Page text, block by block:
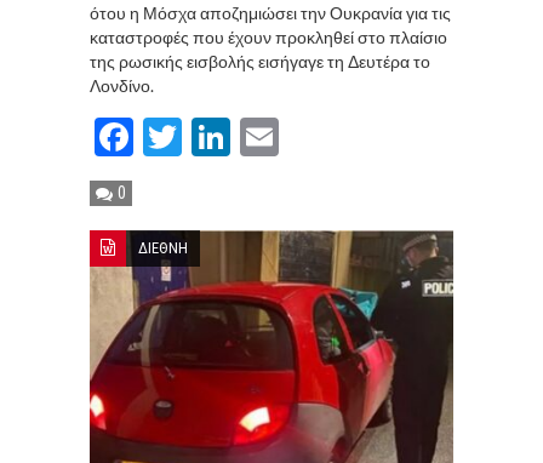
ότου η Μόσχα αποζημιώσει την Ουκρανία για τις
καταστροφές που έχουν προκληθεί στο πλαίσιο
της ρωσικής εισβολής εισήγαγε τη Δευτέρα το
Λονδίνο.
Facebook
TwitterLinkedIn
0
ΔΙΕΘΝΗ